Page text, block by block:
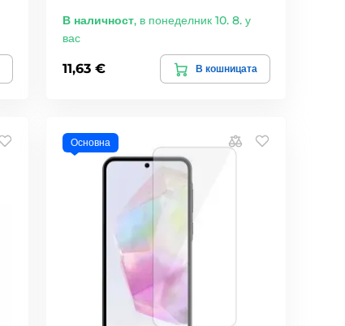
В наличност, в понеделник 10. 8. у
вас
11,63 € В кошницата
Основна